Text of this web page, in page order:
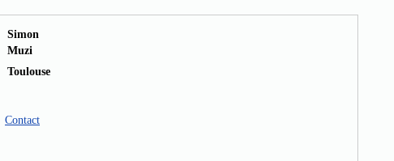
Simon
Muzi
Toulouse
Contact